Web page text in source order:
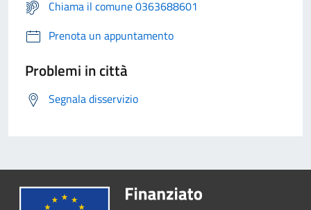
Chiama il comune 0363688601
Prenota un appuntamento
Problemi in città
Segnala disservizio